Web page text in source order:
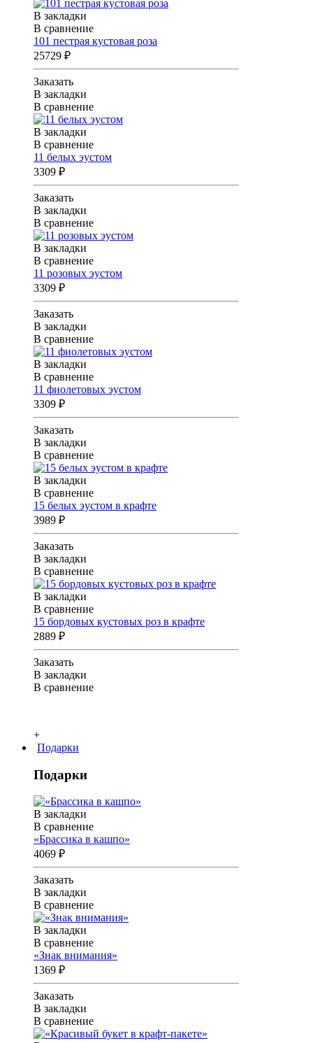
В закладки
В сравнение
101 пестрая кустовая роза
25729 ₽
Заказать
В закладки
В сравнение
В закладки
В сравнение
11 белых эустом
3309 ₽
Заказать
В закладки
В сравнение
В закладки
В сравнение
11 розовых эустом
3309 ₽
Заказать
В закладки
В сравнение
В закладки
В сравнение
11 фиолетовых эустом
3309 ₽
Заказать
В закладки
В сравнение
В закладки
В сравнение
15 белых эустом в крафте
3989 ₽
Заказать
В закладки
В сравнение
В закладки
В сравнение
15 бордовых кустовых роз в крафте
2889 ₽
Заказать
В закладки
В сравнение
+
Подарки
Подарки
В закладки
В сравнение
«Брассика в кашпо»
4069 ₽
Заказать
В закладки
В сравнение
В закладки
В сравнение
«Знак внимания»
1369 ₽
Заказать
В закладки
В сравнение